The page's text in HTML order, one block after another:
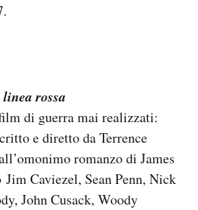
rossa
di guerra mai realizzati:
e diretto da Terrence
romanzo di James
Caviezel, Sean Penn, Nick
John Cusack, Woody